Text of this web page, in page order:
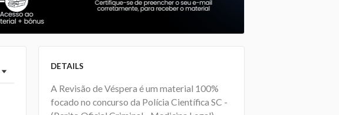
DETAILS
A Revisão de Véspera é um material 100%
focado no concurso da Polícia Científica SC -